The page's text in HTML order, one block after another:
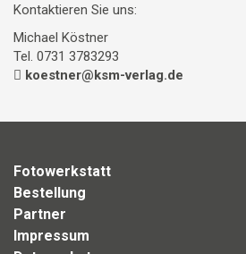
Kontaktieren Sie uns:
Michael Köstner
Tel. 0731 3783293
koestner@ksm-verlag.de
Fotowerkstatt
Bestellung
Partner
Impressum